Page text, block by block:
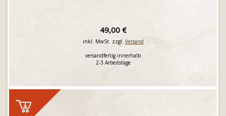
49,00 €
inkl. MwSt. zzgl. Versand
versandfertig innerhalb
2-3 Arbeitstage